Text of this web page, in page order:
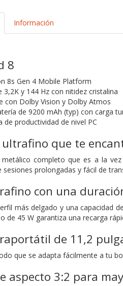
Información
8
8s Gen 4 Mobile Platform
3,2K y 144 Hz con nitidez cristalina
con Dolby Vision y Dolby Atmos
de 9200 mAh (typ) con carga
de productividad de nivel PC
ultrafino que te
metálico completo que es a la
sesiones prolongadas y fácil de
con una
más delgado y una capacidad
de 45 W garantiza una recarga
de 11,2
que se adapta fácilmente a tu
aspecto 3:2 para